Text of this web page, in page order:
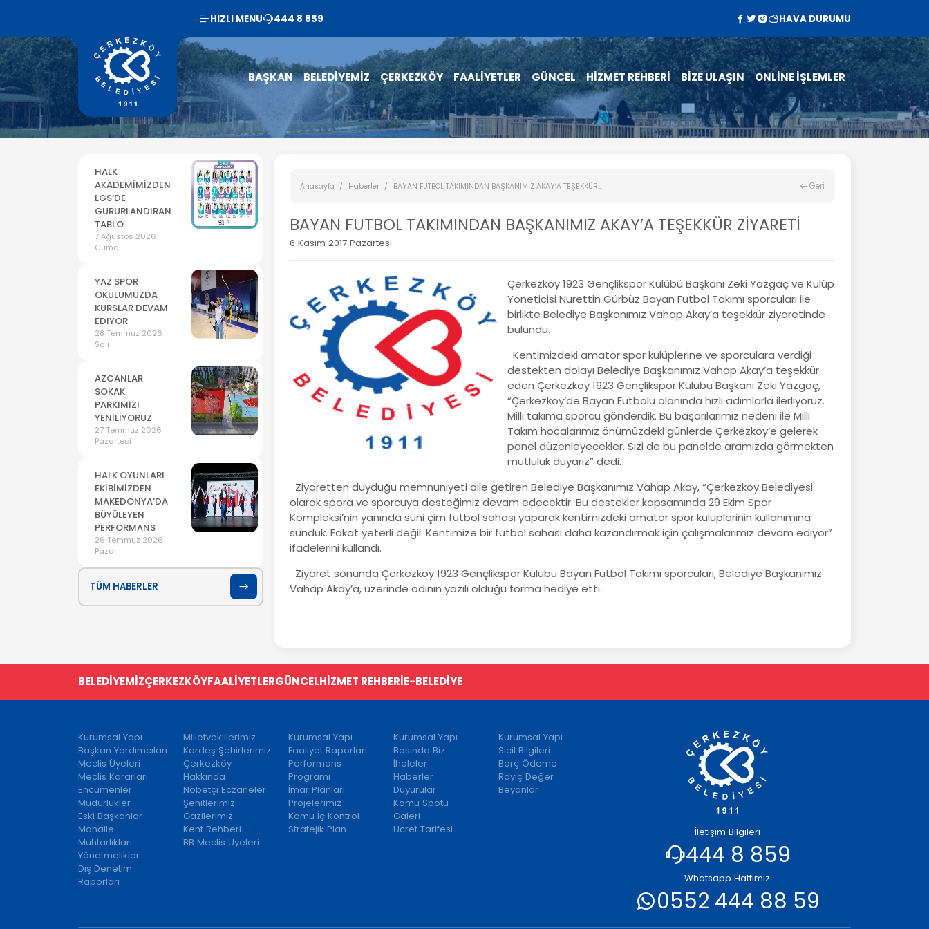
HIZLI MENU 444 8 859 HAVA DURUMU
BAŞKAN BELEDİYEMİZ ÇERKEZKÖY FAALİYETLER GÜNCEL HİZMET REHBERİ BİZE ULAŞIN ONLİNE İŞLEMLER
HALK
AKADEMİMİZDEN
LGS’DE
GURURLANDIRAN
TABLO
7 Ağustos 2026
Cuma
YAZ SPOR
OKULUMUZDA
KURSLAR DEVAM
EDİYOR
28 Temmuz 2026
Salı
AZCANLAR
SOKAK
PARKIMIZI
YENİLİYORUZ
27 Temmuz 2026
Pazartesi
HALK OYUNLARI
EKİBİMİZDEN
MAKEDONYA’DA
BÜYÜLEYEN
PERFORMANS
26 Temmuz 2026
Pazar
TÜM HABERLER
Anasayfa Haberler BAYAN FUTBOL TAKIMINDAN BAŞKANIMIZ AKAY’A TEŞEKKÜR... Geri
BAYAN FUTBOL TAKIMINDAN BAŞKANIMIZ AKAY’A TEŞEKKÜR ZİYARETİ
6 Kasım 2017 Pazartesi
Çerkezköy 1923 Gençlikspor Kulübü Başkanı Zeki Yazgaç ve Kulüp
Yöneticisi Nurettin Gürbüz Bayan Futbol Takımı sporcuları ile
birlikte Belediye Başkanımız Vahap Akay’a teşekkür ziyaretinde
bulundu.
Kentimizdeki amatör spor kulüplerine ve sporculara verdiği
destekten dolayı Belediye Başkanımız Vahap Akay’a teşekkür
eden Çerkezköy 1923 Gençlikspor Kulübü Başkanı Zeki Yazgaç,
“Çerkezköy’de Bayan Futbolu alanında hızlı adımlarla ilerliyoruz.
Milli takıma sporcu gönderdik. Bu başarılarımız nedeni ile Milli
Takım hocalarımız önümüzdeki günlerde Çerkezköy’e gelerek
panel düzenleyecekler. Sizi de bu panelde aramızda görmekten
mutluluk duyarız” dedi.
Ziyaretten duyduğu memnuniyeti dile getiren Belediye Başkanımız Vahap Akay, “Çerkezköy Belediyesi
olarak spora ve sporcuya desteğimiz devam edecektir. Bu destekler kapsamında 29 Ekim Spor
Kompleksi’nin yanında suni çim futbol sahası yaparak kentimizdeki amatör spor kulüplerinin kullanımına
sunduk. Fakat yeterli değil. Kentimize bir futbol sahası daha kazandırmak için çalışmalarımız devam ediyor”
ifadelerini kullandı.
Ziyaret sonunda Çerkezköy 1923 Gençlikspor Kulübü Bayan Futbol Takımı sporcuları, Belediye Başkanımız
Vahap Akay’a, üzerinde adının yazılı olduğu forma hediye etti.
BELEDİYEMİZÇERKEZKÖYFAALİYETLERGÜNCELHİZMET REHBERİE-BELEDİYE
Kurumsal Yapı
Başkan Yardımcıları
Meclis Üyeleri
Meclis Kararları
Encümenler
Müdürlükler
Eski Başkanlar
Mahalle
Muhtarlıkları
Yönetmelikler
Dış Denetim
Raporları
Milletvekillerimiz
Kardeş Şehirlerimiz
Çerkezköy
Hakkında
Nöbetçi Eczaneler
Şehitlerimiz
Gazilerimiz
Kent Rehberi
BB Meclis Üyeleri
Kurumsal Yapı
Faaliyet Raporları
Performans
Programı
İmar Planları
Projelerimiz
Kamu İç Kontrol
Stratejik Plan
Kurumsal Yapı
Basında Biz
İhaleler
Haberler
Duyurular
Kamu Spotu
Galeri
Ücret Tarifesi
Kurumsal Yapı
Sicil Bilgileri
Borç Ödeme
Rayiç Değer
Beyanlar
İletişim Bilgileri
444 8 859
Whatsapp Hattımız
0552 444 88 59